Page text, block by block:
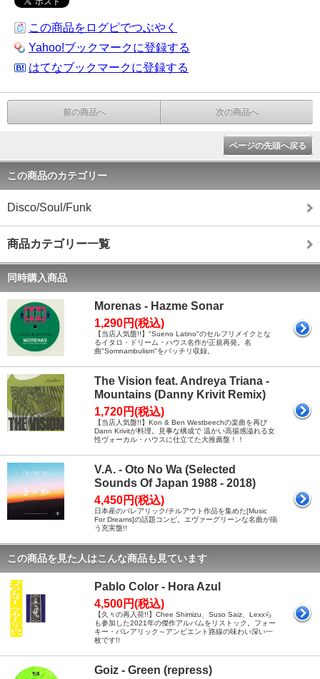
この商品をログピでつぶやく
Yahoo!ブックマークに登録する
はてなブックマークに登録する
前の商品へ 次の商品へ
ページの先頭へ戻る
この商品のカテゴリー
Disco/Soul/Funk
商品カテゴリー一覧
同時購入商品
Morenas - Hazme Sonar
1,290円(税込)
【当店人気盤!!】"Sueno Latino"のセルフリメイクとな
るイタロ・ドリーム・ハウス名作が正規再発。名
曲"Somnambulism"をバッチリ収録。
The Vision feat. Andreya Triana -
Mountains (Danny Krivit Remix)
1,720円(税込)
【当店人気盤!!】Kon & Ben Westbeechの楽曲を再び
Dann Krivitが料理。見事な構成で 温かい高揚感溢れる女
性ヴォーカル・ハウスに仕立てた大推薦盤！！
V.A. - Oto No Wa (Selected
Sounds Of Japan 1988 - 2018)
4,450円(税込)
日本産のバレアリック/チルアウト作品を集めた[Music
For Dreams]の話題コンピ。エヴァーグリーンな名曲が揃
う充実盤!!
この商品を見た人はこんな商品も見ています
Pablo Color - Hora Azul
4,500円(税込)
【久々の再入荷!!】Chee Shimizu、Suso Saiz、Lexxら
も参加した2021年の傑作アルバムをリストック。フォー
キー・バレアリック～アンビエント路線の味わい深い一
枚です!!
Goiz - Green (repress)